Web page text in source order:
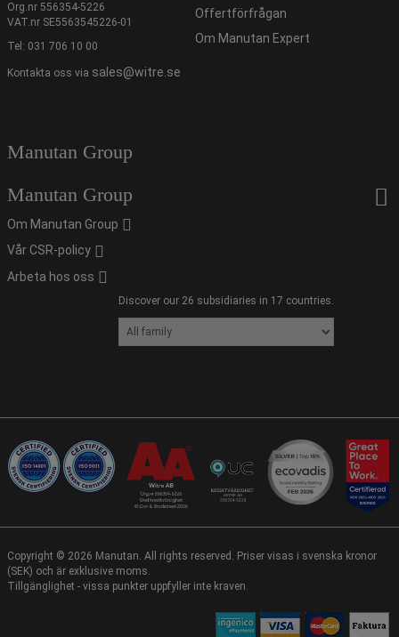
Org.nr 556354-5226
VAT.nr SE5563545226-01
Tel: 031 706 10 00
Kontakta oss via sales@witre.se
Offertförfrågan
Om Manutan Expert
Manutan Group
Manutan Group
Om Manutan Group
Vår CSR-policy
Arbeta hos oss
Discover our 26 subsidiaries in 17 countries.
Copyright © 2026 Manutan. All rights reserved. Priser visas i svenska kronor
(SEK) och är exklusive moms.
Tillgänglighet - vissa punkter uppfyller inte kraven.